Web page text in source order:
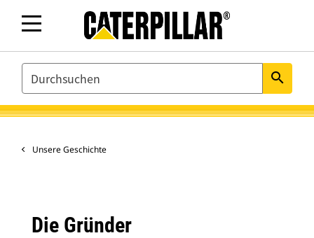
SEARCH search
Unsere Geschichte
Die Gründer